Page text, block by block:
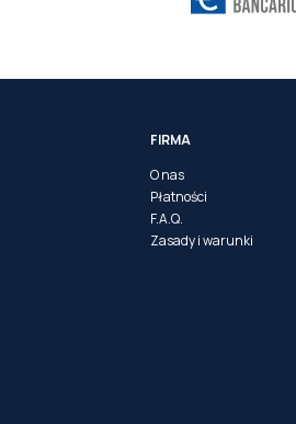
FIRMA
O nas
Płatności
F.A.Q.
Zasady i warunki